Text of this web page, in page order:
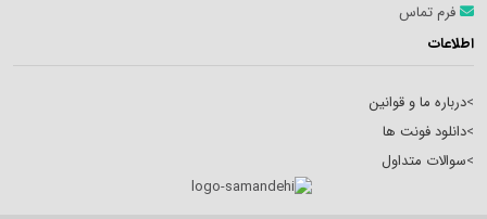
فرم تماس
اطلاعات
>درباره ما و قوانین
>دانلود فونت ها
>سوالات متداول